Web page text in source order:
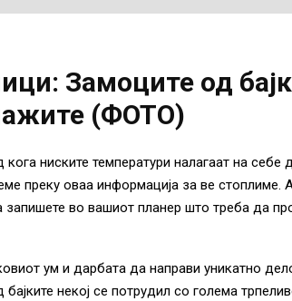
Замоците од
(ФОТО)
ниските температури налагаат на себе
преку оваа информација за ве стоплиме.
во вашиот планер што треба да
ум и дарбата да направи уникатно
некој се потрудил со голема